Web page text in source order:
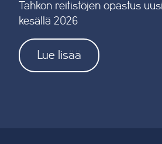
Tahkon reitistöjen opastus
kesällä 2026
Lue lisää